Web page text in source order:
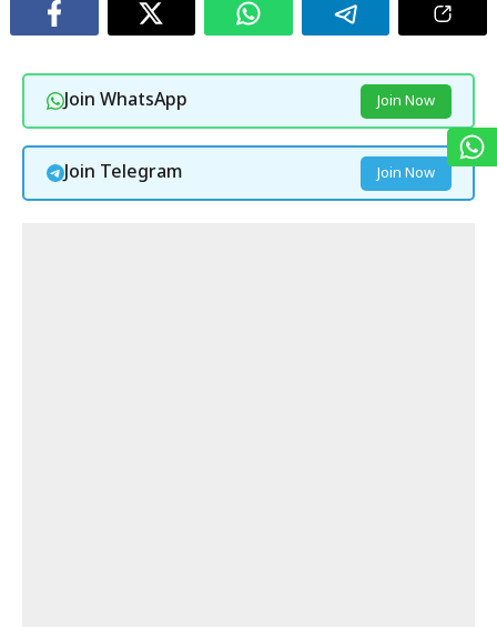
Join WhatsApp Join Now
Join Telegram Join Now